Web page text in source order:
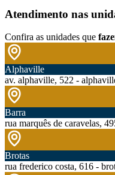
Atendimento nas
Confira as unidades que
Alphaville
av. alphaville, 522 -
Barra
rua marquês de caravelas,
Brotas
rua frederico costa, 616 -